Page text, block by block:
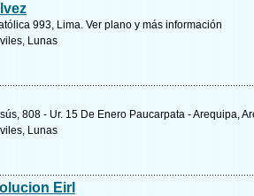
993, Lima. Ver plano y más información
Lunas
808 - Ur. 15 De Enero Paucarpata - Arequipa,
Lunas
Eirl